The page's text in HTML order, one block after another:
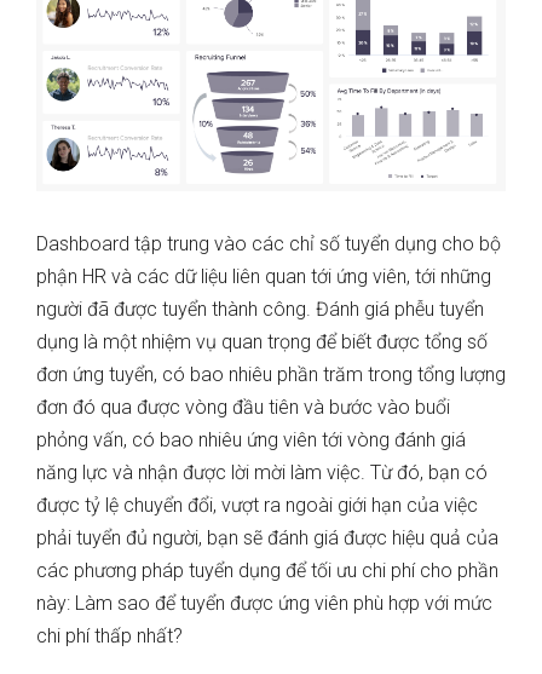
Dashboard tập trung vào các chỉ số tuyển dụng cho bộ
phận HR và các dữ liệu liên quan tới ứng viên, tới những
người đã được tuyển thành công. Đánh giá phễu tuyển
dụng là một nhiệm vụ quan trọng để biết được tổng số
đơn ứng tuyển, có bao nhiêu phần trăm trong tổng lượng
đơn đó qua được vòng đầu tiên và bước vào buổi
phỏng vấn, có bao nhiêu ứng viên tới vòng đánh giá
năng lực và nhận được lời mời làm việc. Từ đó, bạn có
được tỷ lệ chuyển đổi, vượt ra ngoài giới hạn của việc
phải tuyển đủ người, bạn sẽ đánh giá được hiệu quả của
các phương pháp tuyển dụng để tối ưu chi phí cho phần
này: Làm sao để tuyển được ứng viên phù hợp với mức
chi phí thấp nhất?